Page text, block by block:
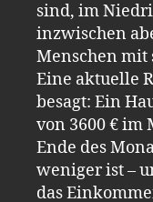
sind, im
inzwischen
Menschen mit
Eine aktuelle
besagt: Ein
von 3600 € im
Ende des
weniger ist –
das